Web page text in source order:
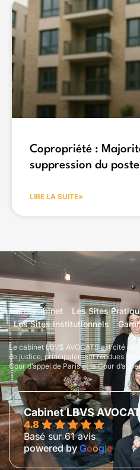
Copropriété :
suppression du
LIRE LA SUITE»
Notre cabinet
Les Sites
Les Sites Institutionnels
Le cabinet LBVS AVOCATS est cité
de justice, principalement rendues par
Cour d’appel de Paris et la Cour
Cabinet LBVS
4.8
Basé sur 61 avis
powered byGoogle